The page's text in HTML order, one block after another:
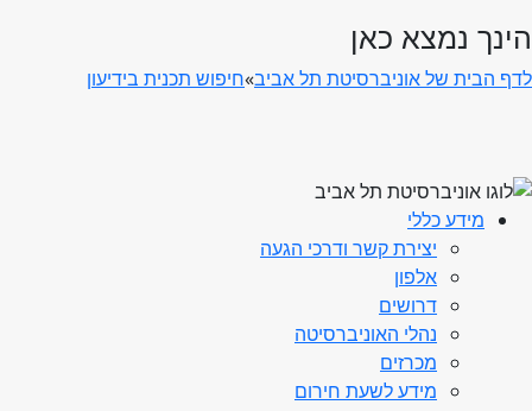
הינך נמצא כאן
לדף הבית של אוניברסיטת תל אביב»חיפוש תכנית בידיעון
מידע כללי
יצירת קשר ודרכי הגעה
אלפון
דרושים
נהלי האוניברסיטה
מכרזים
מידע לשעת חירום